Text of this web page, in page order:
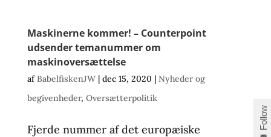
Maskinerne kommer! – Counterpoint
udsender temanummer om
maskinoversættelse
afBabelfiskenJW| dec 15, 2020 | Nyheder og
begivenheder, Oversætterpolitik
Fjerde nummer af det europæiske
Follow